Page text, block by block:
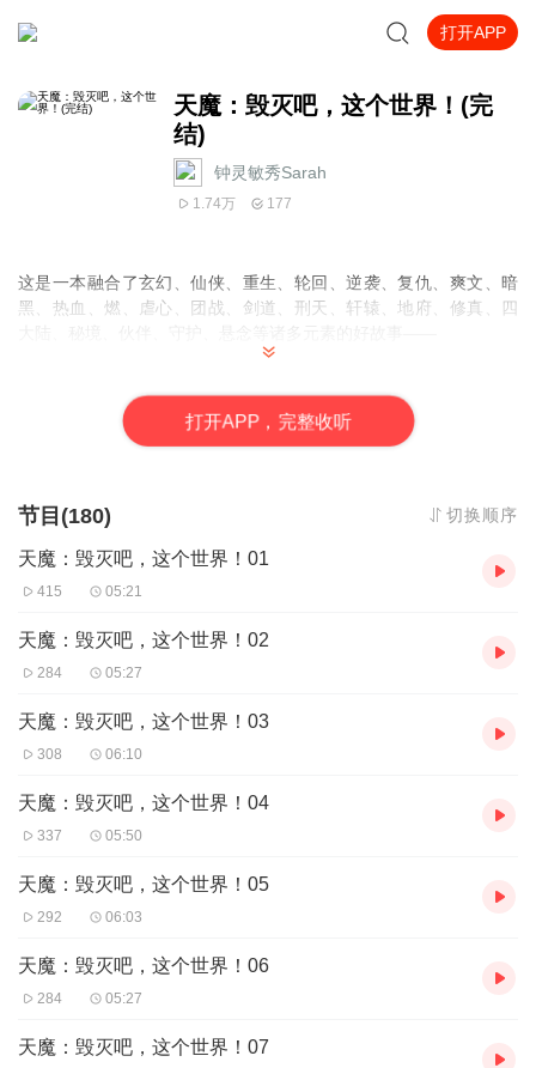
打开APP
天魔：毁灭吧，这个世界！(完
结)
钟灵敏秀Sarah
1.74万 177
这是一本融合了玄幻、仙侠、重生、轮回、逆袭、复仇、爽文、暗
黑、热血、燃、虐心、团战、剑道、刑天、轩辕、地府、修真、四
他从地狱爬回来。
他要让所有人付出代价。
他发现自己只是一枚棋子。
他能否挣脱宿命？
结局是悲是喜？等你一起来探索。
打开APP，完整收听
节目(180) 切换顺序
天魔：毁灭吧，这个世界！01
415 05:21
天魔：毁灭吧，这个世界！02
284 05:27
天魔：毁灭吧，这个世界！03
308 06:10
天魔：毁灭吧，这个世界！04
337 05:50
天魔：毁灭吧，这个世界！05
292 06:03
天魔：毁灭吧，这个世界！06
284 05:27
天魔：毁灭吧，这个世界！07